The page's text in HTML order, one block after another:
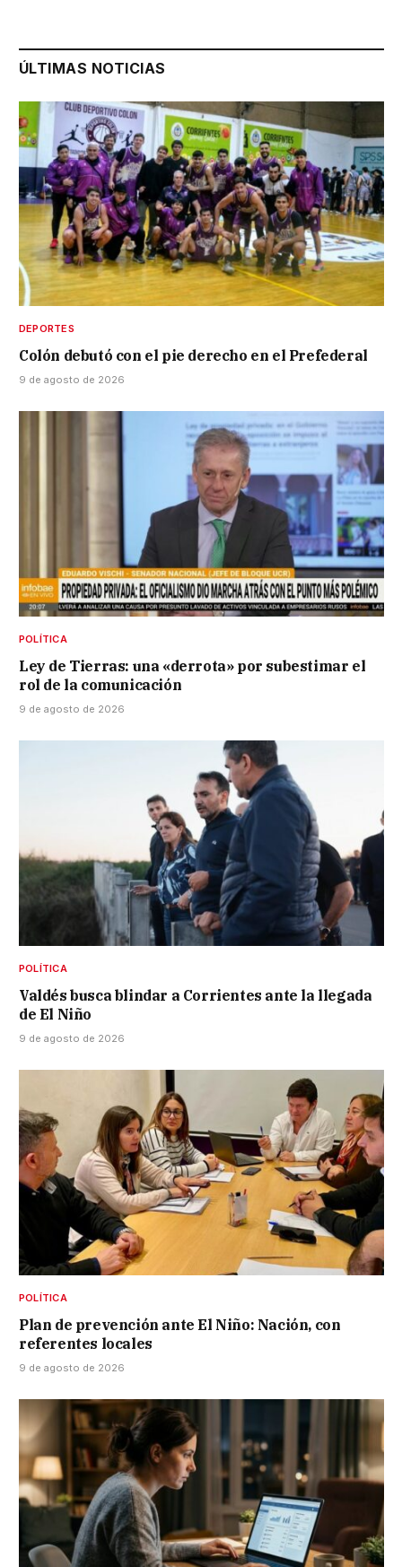
ÚLTIMAS NOTICIAS
DEPORTES
Colón debutó con el pie derecho en el Prefederal
9 de agosto de 2026
POLÍTICA
Ley de Tierras: una «derrota» por subestimar el
rol de la comunicación
9 de agosto de 2026
POLÍTICA
Valdés busca blindar a Corrientes ante la llegada
de El Niño
9 de agosto de 2026
POLÍTICA
Plan de prevención ante El Niño: Nación, con
referentes locales
9 de agosto de 2026